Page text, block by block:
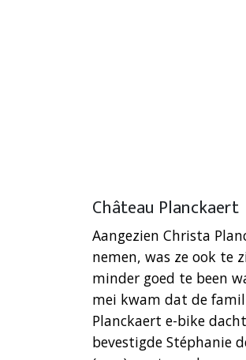
Château Planckaert
Aangezien Christa
nemen, was ze ook te
minder goed te been
mei kwam dat de
Planckaert e-bike
bevestigde Stéphanie